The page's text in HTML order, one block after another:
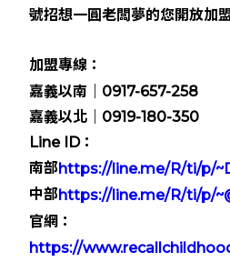
號招想一圓老闆夢的您開放加
加盟專線：
嘉義以南｜0917-657-258
嘉義以北｜0919-180-350
Line ID：
南部 https://line.me/R/ti/p/
中部 https://line.me/R/ti/p/
官網：
https://